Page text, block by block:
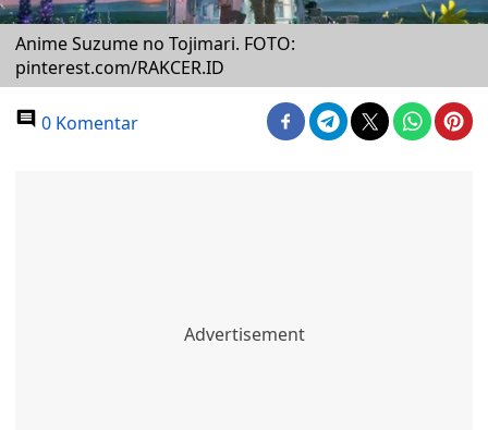
Anime Suzume no Tojimari. FOTO:
pinterest.com/RAKCER.ID
0 Komentar